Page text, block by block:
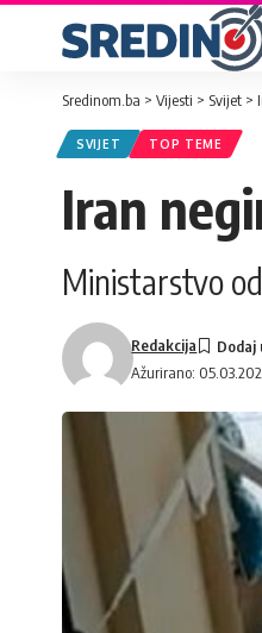
Sredinom.ba > Vijesti > Svijet >
SVIJET TOP TEME
Iran
Ministarstvo
Ažurirano:
Redakcija